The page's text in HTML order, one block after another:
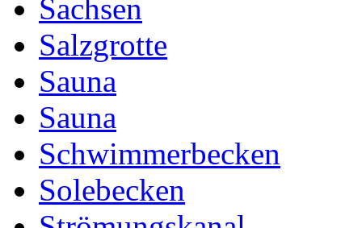
Sachsen
Salzgrotte
Sauna
Sauna
Schwimmerbecken
Solebecken